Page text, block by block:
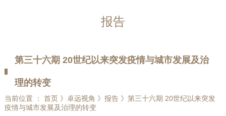
报告
第三十六期 20世纪以来突发疫情与城市发展及治
理的转变
当前位置 ： 首页 》卓远视角 》报告 》第三十六期 20世纪以来突发
疫情与城市发展及治理的转变